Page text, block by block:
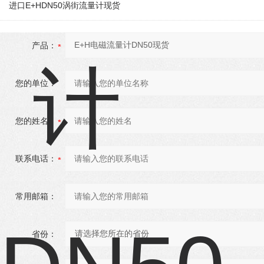
进口E+HDN50涡街流量计现货
产品：
您的单位：
您的姓名：
联系电话：
常用邮箱：
省份：